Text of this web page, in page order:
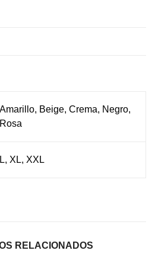
Amarillo, Beige, Crema, Negro,
Rosa
L, XL, XXL
RELACIONADOS